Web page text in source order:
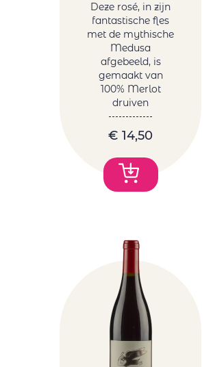
Deze rosé, in zijn
fantastische fles
met de mythische
Medusa
afgebeeld, is
gemaakt van
100% Merlot
druiven
€ 14,50